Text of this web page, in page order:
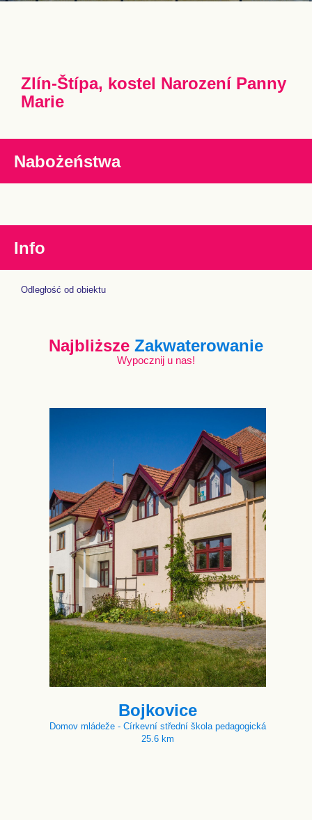
Zlín-Štípa, kostel Narození Panny
Marie
Nabożeństwa
Info
Odległość od obiektu
Najbliższe Zakwaterowanie
Wypocznij u nas!
Bojkovice
Domov mládeže - Církevní střední škola pedagogická
25.6 km